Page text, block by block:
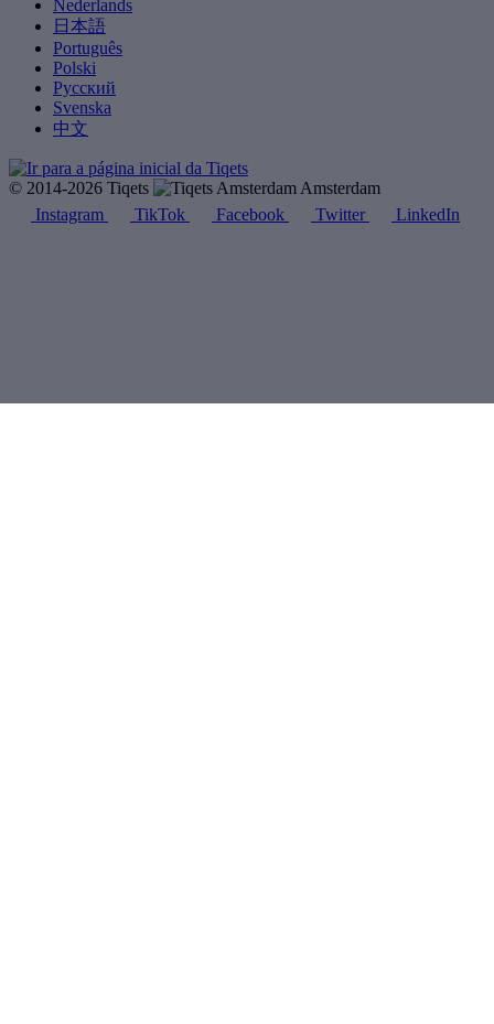
Nederlands
日本語
Português
Polski
Русский
Svenska
中文
© 2014-2026 Tiqets
Amsterdam
Instagram
TikTok Facebook Twitter LinkedIn